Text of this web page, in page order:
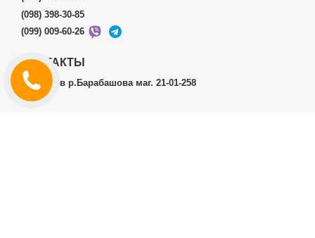
(098) 398-30-85
(099) 009-60-26
КОНТАКТЫ
г.Харьков р.Барабашова маг. 21-01-258